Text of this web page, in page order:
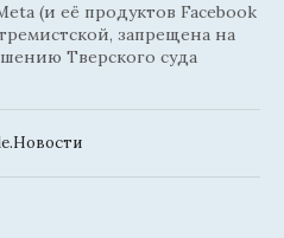
(и её продуктов Facebook
запрещена на
Тверского суда